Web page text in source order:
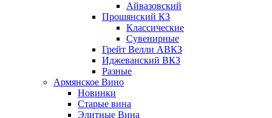
Айвазовский
Прошянский КЗ
Классические
Сувенирные
Грейт Велли АВКЗ
Иджеванский ВКЗ
Разные
Армянское Вино
Новинки
Старые вина
Элитные Вина